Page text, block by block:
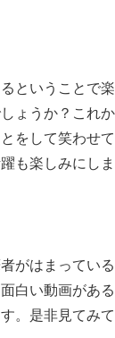
ということで
ょうか？これ
をして笑わせ
も楽しみにしま
がはまってい
白い動画があ
。是非見てみて